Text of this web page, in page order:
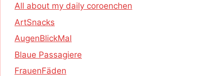
All about my daily coroenchen
ArtSnacks
AugenBlickMal
Blaue Passagiere
FrauenFäden